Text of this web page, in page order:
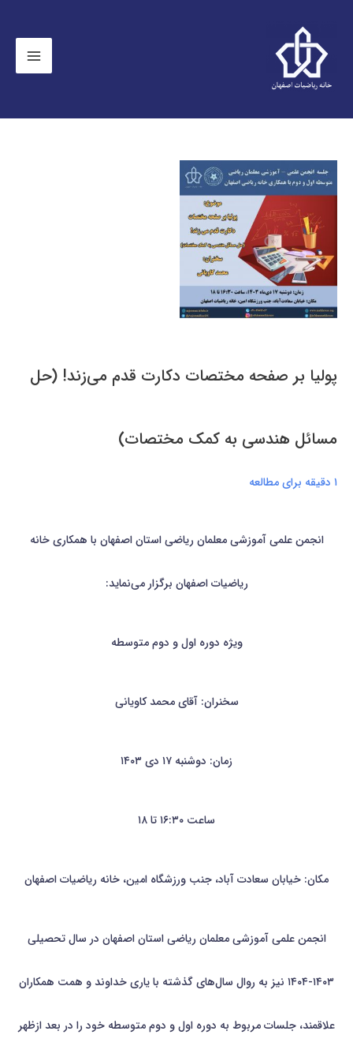
پولیا بر صفحه مختصات دکارت قدم می‌زند! (حل
مسائل هندسی به کمک مختصات)
۱ دقیقه برای مطالعه
انجمن علمی آموزشی معلمان ریاضی استان اصفهان با همکاری خانه
ریاضیات اصفهان برگزار می‌نماید:
ویژه دوره اول و دوم متوسطه
سخنران: آقای محمد کاویانی
زمان: دوشنبه ۱۷ دی ۱۴۰۳
ساعت ۱۶:۳۰ تا ۱۸
مکان: خیابان سعادت آباد، جنب ورزشگاه امین، خانه ریاضیات اصفهان
انجمن علمی آموزشی معلمان ریاضی استان اصفهان در سال تحصیلی
۱۴۰۳-۱۴۰۴ نیز به روال سال‌های گذشته با یاری خداوند و همت همکاران
علاقمند، جلسات مربوط به دوره اول و دوم متوسطه خود را در بعد ازظهر